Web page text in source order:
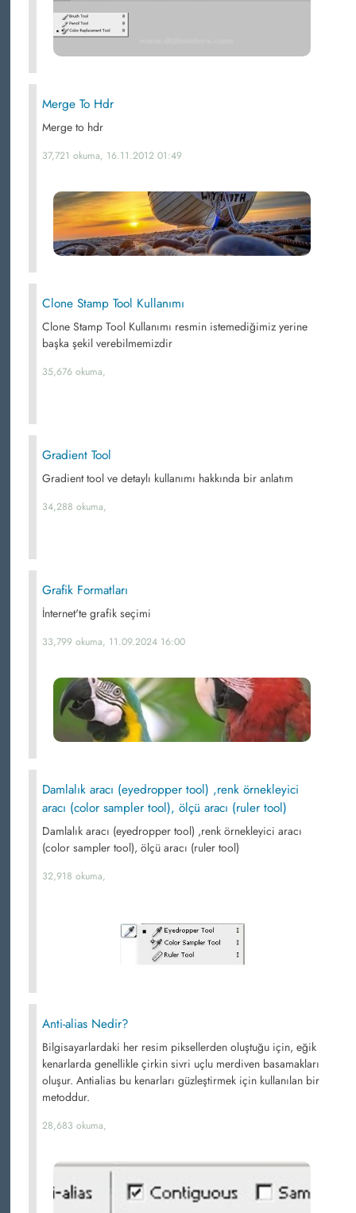
Merge To Hdr
Merge to hdr
37,721 okuma, 16.11.2012 01:49
Clone Stamp Tool Kullanımı
Clone Stamp Tool Kullanımı resmin istemediğimiz yerine
başka şekil verebilmemizdir
35,676 okuma,
Gradient Tool
Gradient tool ve detaylı kullanımı hakkında bir anlatım
34,288 okuma,
Grafik Formatları
İnternet'te grafik seçimi
33,799 okuma, 11.09.2024 16:00
Damlalık aracı (eyedropper tool) ,renk örnekleyici
aracı (color sampler tool), ölçü aracı (ruler tool)
Damlalık aracı (eyedropper tool) ,renk örnekleyici aracı
(color sampler tool), ölçü aracı (ruler tool)
32,918 okuma,
Anti-alias Nedir?
Bilgisayarlardaki her resim piksellerden oluştuğu için, eğik
kenarlarda genellikle çirkin sivri uçlu merdiven basamakları
oluşur. Antialias bu kenarları güzleştirmek için kullanılan bir
metoddur.
28,683 okuma,